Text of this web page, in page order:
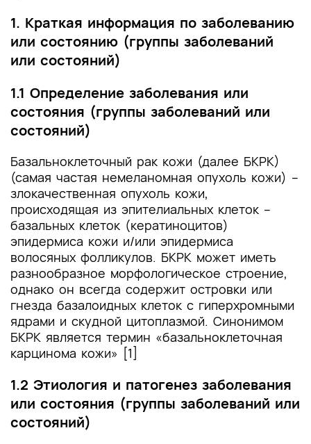
1. Краткая информация по заболеванию
или состоянию (группы заболеваний
или состояний)
1.1 Определение заболевания или
состояния (группы заболеваний или
состояний)
Базальноклеточный рак кожи (далее БКРК)
(самая частая немеланомная опухоль кожи) –
злокачественная опухоль кожи,
происходящая из эпителиальных клеток –
базальных клеток (кератиноцитов)
эпидермиса кожи и/или эпидермиса
волосяных фолликулов. БКРК может иметь
разнообразное морфологическое строение,
однако он всегда содержит островки или
гнезда базалоидных клеток с гиперхромными
ядрами и скудной цитоплазмой. Синонимом
БКРК является термин «базальноклеточная
карцинома кожи» [1]
1.2 Этиология и патогенез заболевания
или состояния (группы заболеваний или
состояний)